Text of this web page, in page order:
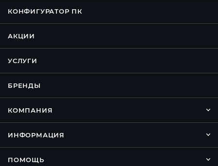
КОНФИГУРАТОР ПК
АКЦИИ
УСЛУГИ
БРЕНДЫ
КОМПАНИЯ
ИНФОРМАЦИЯ
ПОМОЩЬ